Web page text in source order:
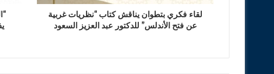
لقاء فكري بتطوان يناقش كتاب “نظريات غربية
عن فتح الأندلس” للدكتور عبد العزيز السعود